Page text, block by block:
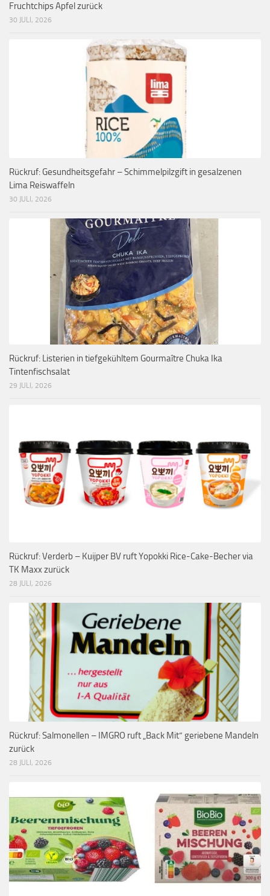
Fruchtchips Apfel zurück
30 JULI, 2026
Rückruf: Gesundheitsgefahr – Schimmelpilzgift in gesalzenen
Lima Reiswaffeln
30 JULI, 2026
Rückruf: Listerien in tiefgekühltem Gourmaître Chuka Ika
Tintenfischsalat
29 JULI, 2026
Rückruf: Verderb – Kuijper BV ruft Yopokki Rice-Cake-Becher via
TK Maxx zurück
28 JULI, 2026
Rückruf: Salmonellen – IMGRO ruft „Back Mit“ geriebene Mandeln
zurück
28 JULI, 2026